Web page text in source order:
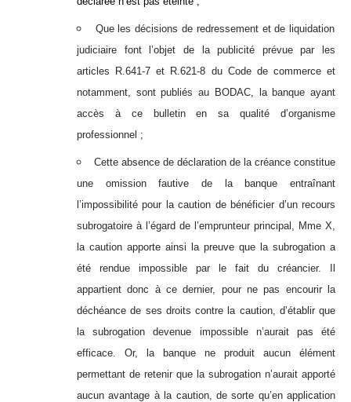
Que les décisions de redressement et de liquidation
judiciaire font l’objet de la publicité prévue par les
articles R.641-7 et R.621-8 du Code de commerce et
notamment, sont publiés au BODAC, la banque ayant
accès à ce bulletin en sa qualité d’organisme
professionnel ;
Cette absence de déclaration de la créance constitue
une omission fautive de la banque entraînant
l’impossibilité pour la caution de bénéficier d’un recours
subrogatoire à l’égard de l’emprunteur principal, Mme X,
la caution apporte ainsi la preuve que la subrogation a
été rendue impossible par le fait du créancier. Il
appartient donc à ce dernier, pour ne pas encourir la
déchéance de ses droits contre la caution, d’établir que
la subrogation devenue impossible n’aurait pas été
efficace. Or, la banque ne produit aucun élément
permettant de retenir que la subrogation n’aurait apporté
aucun avantage à la caution, de sorte qu’en application